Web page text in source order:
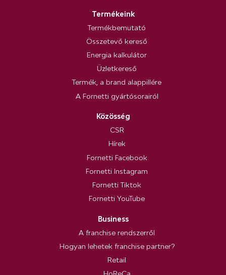
Termékeink
Termékbemutató
Összetevő kereső
Energia kalkulátor
Üzletkereső
Termék, a brand alappillére
A Fornetti gyártósorairól
Közösség
CSR
Hírek
Fornetti Facebook
Fornetti Instagram
Fornetti Tiktok
Fornetti YouTube
Business
A franchise rendszerről
Hogyan lehetek franchise partner?
Retail